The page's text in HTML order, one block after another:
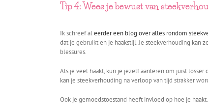
Tip 4: Wees je bewust van
Ik schreef aleerder een blog over alles rondom
dat je gebruikt en je haakstijl. Je steekverhouding kan
blessures.
Als je veel haakt, kun je jezelf aanleren om juist losser
kan je steekverhouding na verloop van tijd strakker
Ook je gemoedstoestand heeft invloed op hoe je